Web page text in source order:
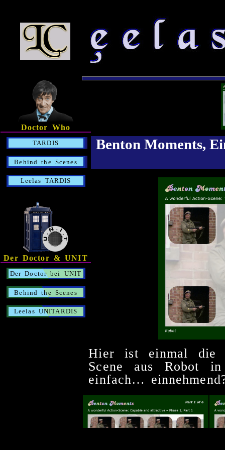
Doctor Who
TARDIS
Behind the Scenes
Leelas TARDIS
Der Doctor & UNIT
Der Doctor bei UNIT
Behind the Scenes
Leelas UNITARDIS
Benton Moments,
Hier ist einmal die
Scene aus Robot
einfach…